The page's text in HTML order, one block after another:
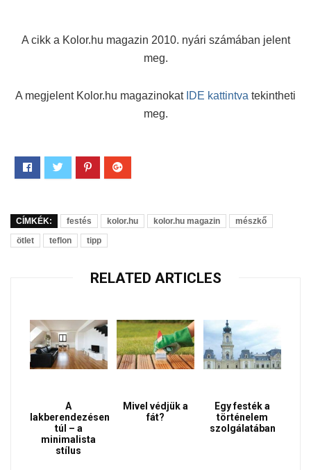
A cikk a Kolor.hu magazin 2010. nyári számában jelent
meg.
A megjelent Kolor.hu magazinokat IDE kattintva tekintheti
meg.
CÍMKÉK: festés kolor.hu kolor.hu magazin
mészkő
ötlet
teflon tipp
RELATED ARTICLES
A
lakberendezésen
túl – a
minimalista
stílus
Mivel védjük a
fát?
Egy festék a
történelem
szolgálatában